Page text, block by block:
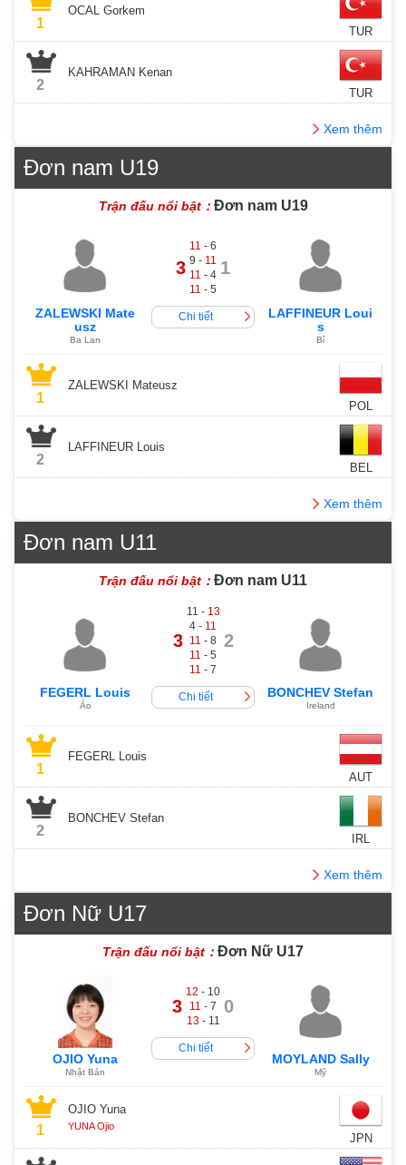
1
OCAL Gorkem
TUR
2
KAHRAMAN Kenan
TUR
Xem thêm
Đơn nam U19
Trận đấu nổi bật： Đơn nam U19
ZALEWSKI Mate
usz
Ba Lan
3
11 - 6
9 - 11
11 - 4
11 - 5
1
Chi tiết
LAFFINEUR Loui
s
Bỉ
1
ZALEWSKI Mateusz
POL
2
LAFFINEUR Louis
BEL
Xem thêm
Đơn nam U11
Trận đấu nổi bật： Đơn nam U11
FEGERL Louis
Áo
3
11 - 13
4 - 11
11 - 8
11 - 5
11 - 7
2
Chi tiết BONCHEV Stefan
Ireland
1
FEGERL Louis
AUT
2
BONCHEV Stefan
IRL
Xem thêm
Đơn Nữ U17
Trận đấu nổi bật： Đơn Nữ U17
OJIO Yuna
Nhật Bản
3
12 - 10
11 - 7
13- 11
0
Chi tiết
MOYLAND Sally
Mỹ
1
OJIO Yuna
YUNA Ojio
JPN